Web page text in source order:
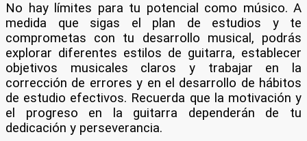
No hay límites para tu potencial como músico. A
medida que sigas el plan de estudios y te
comprometas con tu desarrollo musical, podrás
explorar diferentes estilos de guitarra, establecer
objetivos musicales claros y trabajar en la
corrección de errores y en el desarrollo de hábitos
de estudio efectivos. Recuerda que la motivación y
el progreso en la guitarra dependerán de tu
dedicación y perseverancia.